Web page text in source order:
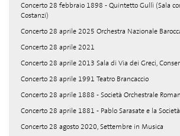
Concerto 28 febbraio 1898 - Quintetto Gullì (Sala
Costanzi)
Concerto 28 aprile 2025 Orchestra Nazionale
Concerto 28 aprile 2021
Concerto 28 aprile 2013 Sala di Via dei Greci,
Concerto 28 aprile 1991 Teatro Brancaccio
Concerto 28 aprile 1888 - Società Orchestrale
Concerto 28 aprile 1881 - Pablo Sarasate e la
Concerto 28 agosto 2020, Settembre in Musica